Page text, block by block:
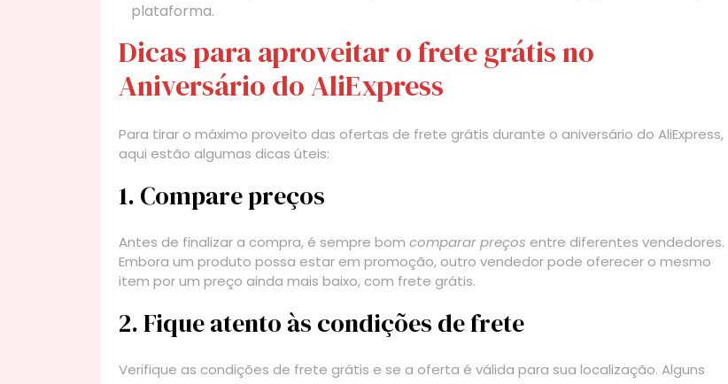
plataforma.
Dicas para aproveitar o frete grátis no
Aniversário do AliExpress
Para tirar o máximo proveito das ofertas de frete grátis durante o aniversário do AliExpress,
aqui estão algumas dicas úteis:
1. Compare preços
Antes de finalizar a compra, é sempre bom comparar preços entre diferentes vendedores.
Embora um produto possa estar em promoção, outro vendedor pode oferecer o mesmo
item por um preço ainda mais baixo, com frete grátis.
2. Fique atento às condições de frete
Verifique as condições de frete grátis e se a oferta é válida para sua localização. Alguns